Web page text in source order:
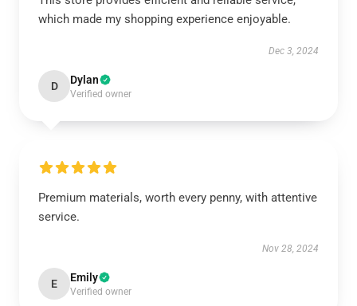
which made my shopping experience enjoyable.
Dec 3, 2024
D Dylan
Verified owner
Premium materials, worth every penny, with attentive
service.
Nov 28, 2024
E Emily
Verified owner